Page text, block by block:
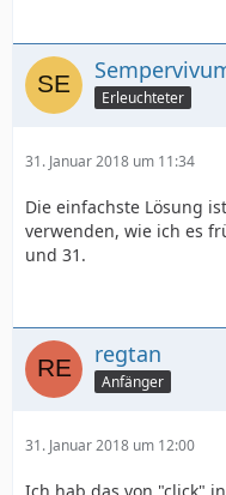
Erleuchteter
31. Januar 2018 um 11:34
Die einfachste Lösung
verwenden, wie ich es
und 31.
regtan
Anfänger
31. Januar 2018 um 12:00